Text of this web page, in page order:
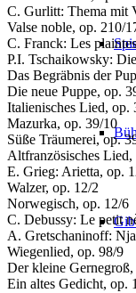
C. Gurlitt: Thema mit
Valse noble, op. 210/
C. Franck: Les
P.I. Tschaikowsky:
Das Begräbnis der
Die neue Puppe, op.
Italienisches Lied, op.
Mazurka, op. 39/10
Süße Träumerei, op.
Altfranzösisches Lied,
E. Grieg: Arietta, op.
Walzer, op. 12/2
Norwegisch, op. 12/6
C. Debussy: Le petit
A. Gretschaninoff:
Wiegenlied, op. 98/9
Der kleine
Ein altes Gedicht, op.